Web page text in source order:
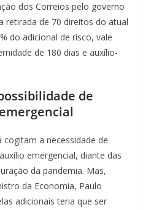
dos Correios pelo governo
retirada de 70 direitos do atual
do adicional de risco, vale
de 180 dias e auxílio-
de
a necessidade de
emergencial, diante das
da pandemia. Mas,
da Economia, Paulo
adicionais teria que ser